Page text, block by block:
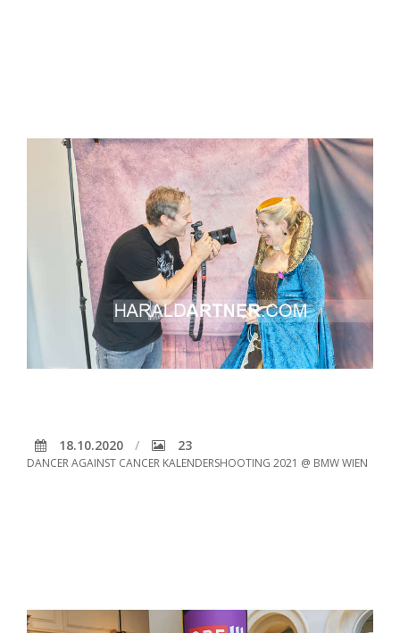
18.10.2020 23
DANCER AGAINST CANCER KALENDERSHOOTING 2021 @ BMW WIEN